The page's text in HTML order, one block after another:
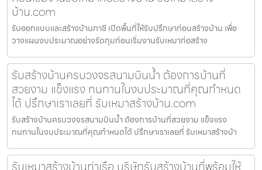
บ้าน.com
รับออกแบบและสร้างบ้านภาชี เปิดพื้นที่ให้รับปรึกษาก่อนสร้างบ้าน เพื่อ
วางแผนงบประมาณอย่างรัดกุมก่อนเริ่มงานรับเหมาก่อสร้าง
รับสร้างบ้านครบวงจรสนามบินน้ำ ต้องการบ้านที่
สวยงาม แข็งแรง ทนทานในงบประมาณที่คุณกำหนด
ได้ ปรึกษาเราเลยที่ รับเหมาสร้างบ้าน.com
รับสร้างบ้านครบวงจรสนามบินน้ำ ต้องการบ้านที่สวยงาม แข็งแรง
ทนทานในงบประมาณที่คุณกำหนดได้ ปรึกษาเราเลยที่ รับเหมาสร้างบ้า